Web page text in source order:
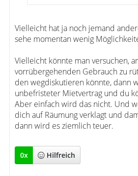
Vielleicht hat ja noch jemand
sehe momentan wenig
Vielleicht könnte man versuchen,
vorrübergehenden Gebrauch zu
den wegdiskutieren könnte, dann
unbefristeter Mietvertrag und du
Aber einfach wird das nicht. Und
dich auf Räumung verklagt und
dann wird es ziemlich teuer.
0x Hilfreich